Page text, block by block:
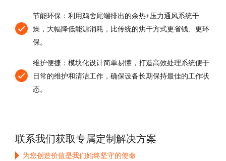
节能环保：利用鸡舍尾端排出的余热+压力通风系统干
燥，大幅降低能源消耗，比传统的烘干方式更省钱、更环
保。
维护便捷：模块化设计简单易懂，打造高效处理系统便于
日常的维护和清洁工作，确保设备长期保持最佳的工作状
态。
联系我们获取专属定制解决方案
为您创造价值是我们始终坚守的使命